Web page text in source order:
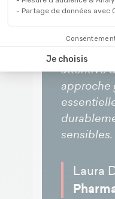
escarres.
adapté et
attentive
approche
sensibles.
Laura
Partage de données avec
Je choisis